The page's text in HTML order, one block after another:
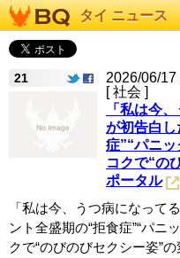
タイ ニュース
21
2026/06/
[ 社会 ]
「私は今
が初告白
症”“パニ
コクで“の
ポータル
「私は今、うつ病になって
ント全盛期の“拒食症”“パニ
クで“のびのびセクシー姿”